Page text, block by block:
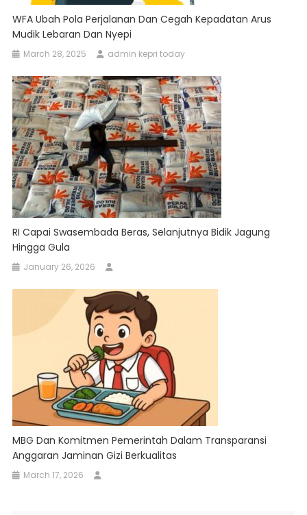
WFA Ubah Pola Perjalanan Dan Cegah Kepadatan Arus
Mudik Lebaran Dan Nyepi
March 28, 2025 admin kepri today
RI Capai Swasembada Beras, Selanjutnya Bidik Jagung
Hingga Gula
January 26, 2026
MBG Dan Komitmen Pemerintah Dalam Transparansi
Anggaran Jaminan Gizi Berkualitas
March 17, 2026